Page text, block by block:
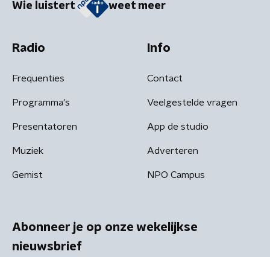
Wie luistert weet meer
Radio
Frequenties
Programma's
Presentatoren
Muziek
Gemist
Info
Contact
Veelgestelde vragen
App de studio
Adverteren
NPO Campus
Abonneer je op onze wekelijkse
nieuwsbrief